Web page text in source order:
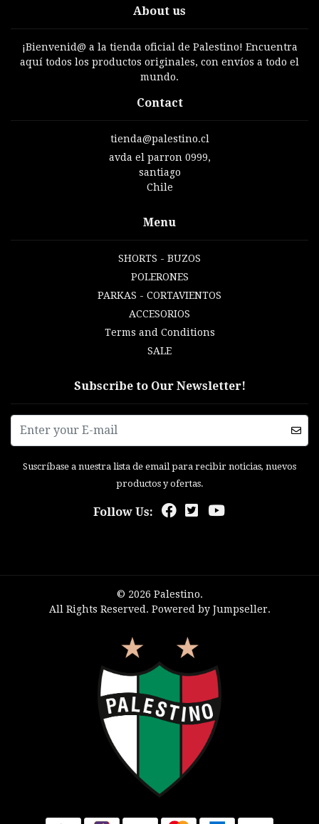
About us
¡Bienvenid@ a la tienda oficial de Palestino! Encuentra
aquí todos los productos originales, con envíos a todo el
mundo.
Contact
tienda@palestino.cl
avda el parron 0999,
santiago
Chile
Menu
SHORTS - BUZOS
POLERONES
PARKAS - CORTAVIENTOS
ACCESORIOS
Terms and Conditions
SALE
Subscribe to Our Newsletter!
Suscríbase a nuestra lista de email para recibir noticias, nuevos
productos y ofertas.
Follow Us:
© 2026 Palestino.
All Rights Reserved. Powered by Jumpseller.